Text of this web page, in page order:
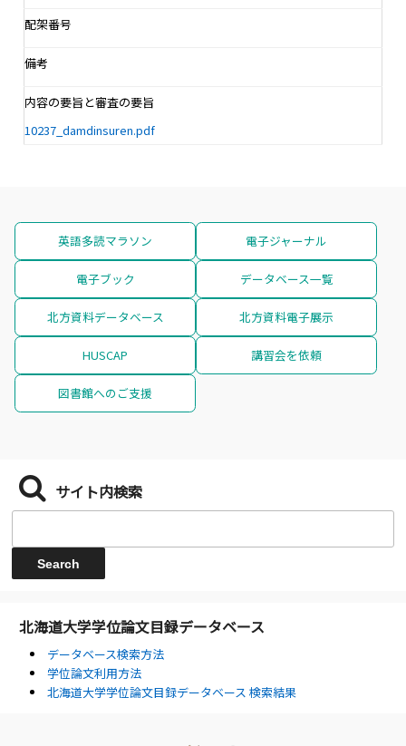
配架番号
備考
内容の要旨と審査の要旨
10237_damdinsuren.pdf
英語多読マラソン 電子ジャーナル
電子ブック データベース一覧
北方資料データベース 北方資料電子展示
HUSCAP 講習会を依頼
図書館へのご支援
サイト内検索
北海道大学学位論文目録データベース
データベース検索方法
学位論文利用方法
北海道大学学位論文目録データベース 検索結果